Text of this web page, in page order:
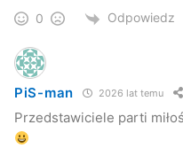
0 Odpowiedz
PiS-man 2026 lat temu
Przedstawiciele parti